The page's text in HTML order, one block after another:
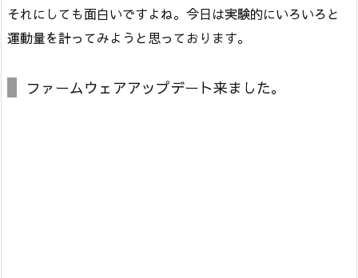
それにしても面白いですよね。今日は実験的にいろいろと
運動量を計ってみようと思っております。
ファームウェアアップデート来ました。